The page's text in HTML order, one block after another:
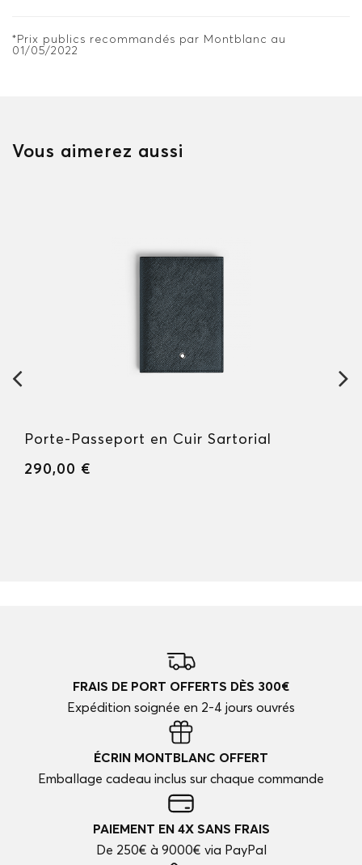
*Prix publics recommandés par Montblanc au
01/05/2022
Vous aimerez aussi
Porte-Passeport en Cuir Sartorial
290,00 €
FRAIS DE PORT OFFERTS DÈS 300€
Expédition soignée en 2-4 jours ouvrés
ÉCRIN MONTBLANC OFFERT
Emballage cadeau inclus sur chaque commande
PAIEMENT EN 4X SANS FRAIS
De 250€ à 9000€ via PayPal